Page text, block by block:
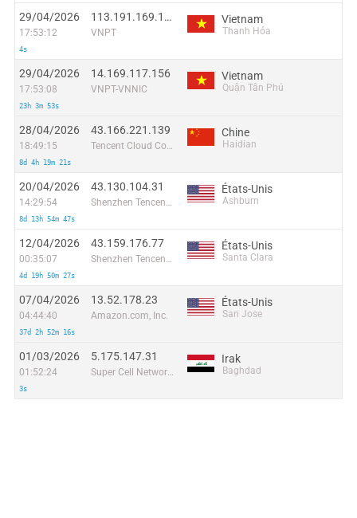
29/04/2026
17:53:12
4s
113.191.169.150
VNPT
Vietnam
Thanh Hóa
29/04/2026
17:53:08
23h 3m 53s
14.169.117.156
VNPT-VNNIC
Vietnam
Quận Tân Phú
28/04/2026
18:49:15
8d 4h 19m 21s
43.166.221.139
Tencent Cloud Computing (Beijing) Co
Chine
Haidian
20/04/2026
14:29:54
8d 13h 54m 47s
43.130.104.31
Shenzhen Tencent Computer Systems Company Limited
États-Unis
Ashburn
12/04/2026
00:35:07
4d 19h 50m 27s
43.159.176.77
Shenzhen Tencent Computer Systems Company Limited
États-Unis
Santa Clara
07/04/2026
04:44:40
37d 2h 52m 16s
13.52.178.23
Amazon.com, Inc.
États-Unis
San Jose
01/03/2026
01:52:24
3s
5.175.147.31
Super Cell Network for Internet Services LTD
Irak
Baghdad